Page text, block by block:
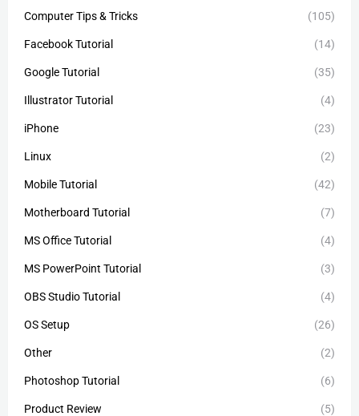
Computer Tips & Tricks (105)
Facebook Tutorial (14)
Google Tutorial (35)
Illustrator Tutorial (4)
iPhone (23)
Linux (2)
Mobile Tutorial (42)
Motherboard Tutorial (7)
MS Office Tutorial (4)
MS PowerPoint Tutorial (3)
OBS Studio Tutorial (4)
OS Setup (26)
Other (2)
Photoshop Tutorial (6)
Product Review (5)